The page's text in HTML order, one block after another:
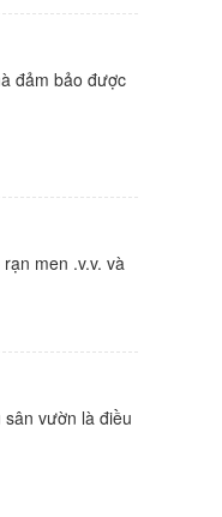
đảm bảo được
men .v.v. và
vườn là điều